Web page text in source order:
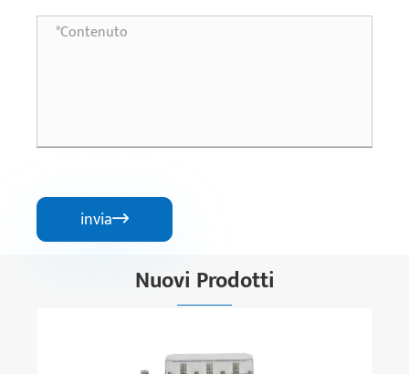
invia
Nuovi Prodotti
JKW5C-12 (16) Controller di compensazione